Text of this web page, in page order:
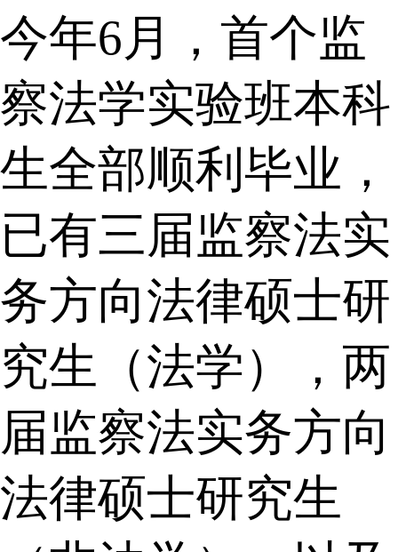
今年6月，首个监
察法学实验班本科
生全部顺利毕业，
已有三届监察法实
务方向法律硕士研
究生（法学），两
届监察法实务方向
法律硕士研究生